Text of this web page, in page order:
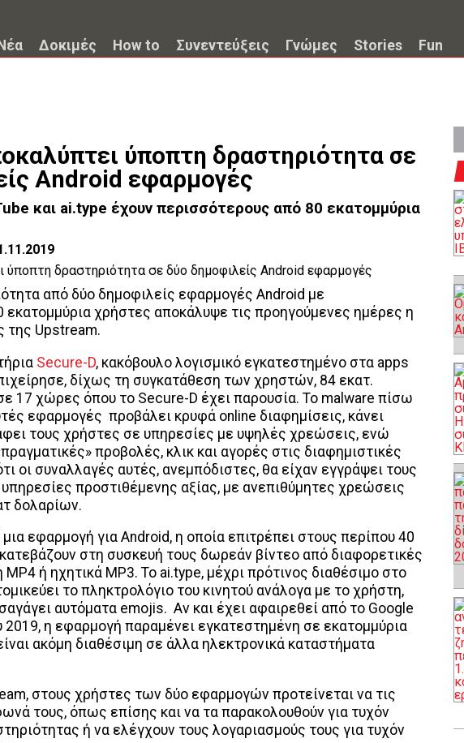
Νέα Δοκιμές How to Συνεντεύξεις Γνώμες Stories Fun
ύποπτη δραστηριότητα σε
Android εφαρμογές
και ai.type έχουν περισσότερους από 80 εκατομμύρια
από δύο δημοφιλείς εφαρμογές Android με
χρήστες αποκάλυψε τις προηγούμενες ημέρες η
της Upstream.
Secure-D, κακόβουλο λογισμικό εγκατεστημένο στα apps
δίχως τη συγκατάθεση των χρηστών, 84 εκατ.
17 χώρες όπου το Secure-D έχει παρουσία. Το malware πίσω
εφαρμογές προβάλει κρυφά online διαφημίσεις, κάνει
τους χρήστες σε υπηρεσίες με υψηλές χρεώσεις, ενώ
προβολές, κλικ και αγορές στις διαφημιστικές
οι συναλλαγές αυτές, ανεμπόδιστες, θα είχαν εγγράψει τους
προστιθέμενης αξίας, με ανεπιθύμητες χρεώσεις
δολαρίων.
εφαρμογή για Android, η οποία επιτρέπει στους περίπου 40
στη συσκευή τους δωρεάν βίντεο από διαφορετικές
ή ηχητικά MP3. Το ai.type, μέχρι πρότινος διαθέσιμο στο
το πληκτρολόγιο του κινητού ανάλογα με το χρήστη,
αυτόματα emojis. Αν και έχει αφαιρεθεί από το Google
2019, η εφαρμογή παραμένει εγκατεστημένη σε εκατομμύρια
ακόμη διαθέσιμη σε άλλα ηλεκτρονικά καταστήματα
στους χρήστες των δύο εφαρμογών προτείνεται να τις
τους, όπως επίσης και να τα παρακολουθούν για τυχόν
ή να ελέγχουν τους λογαριασμούς τους για τυχόν